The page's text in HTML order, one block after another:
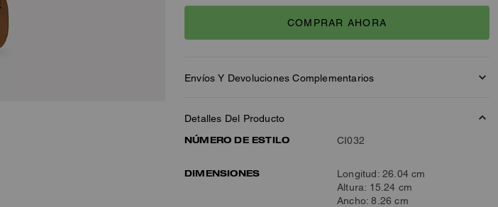
COMPRAR AHORA
Envíos Y Devoluciones Complementarios
Detalles Del Producto
NÚMERO DE ESTILO
CI032
DIMENSIONES
Longitud: 26.04 cm
Altura: 15.24 cm
Ancho: 8.26 cm